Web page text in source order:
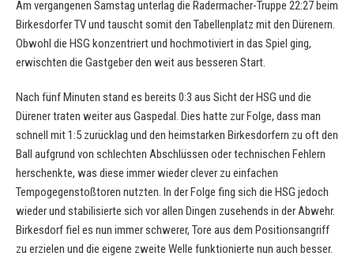
Am vergangenen Samstag unterlag die Radermacher-Truppe 22:27 beim
Birkesdorfer TV und tauscht somit den Tabellenplatz mit den Dürenern.
Obwohl die HSG konzentriert und hochmotiviert in das Spiel ging,
erwischten die Gastgeber den weit aus besseren Start.
Nach fünf Minuten stand es bereits 0:3 aus Sicht der HSG und die
Dürener traten weiter aus Gaspedal. Dies hatte zur Folge, dass man
schnell mit 1:5 zurücklag und den heimstarken Birkesdorfern zu oft den
Ball aufgrund von schlechten Abschlüssen oder technischen Fehlern
herschenkte, was diese immer wieder clever zu einfachen
Tempogegenstoßtoren nutzten. In der Folge fing sich die HSG jedoch
wieder und stabilisierte sich vor allen Dingen zusehends in der Abwehr.
Birkesdorf fiel es nun immer schwerer, Tore aus dem Positionsangriff
zu erzielen und die eigene zweite Welle funktionierte nun auch besser.